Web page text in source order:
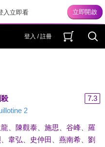
入立即看
登入 / 註冊
7.3
2
陳觀泰、 施思 谷峰、 羅
韋弘 史仲田 燕南希、 劉